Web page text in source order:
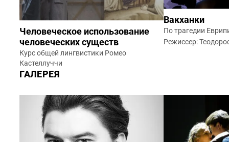
Человеческое использование
человеческих существ
Курс общей лингвистики Ромео
Кастеллуччи
Вакханки
По трагедии
Режиссер:
ГАЛЕРЕЯ